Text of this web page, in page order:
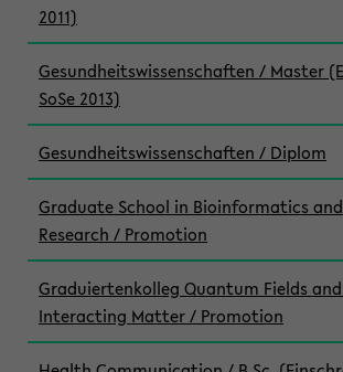
2011)
Gesundheitswissenschaften / Master
SoSe 2013)
Gesundheitswissenschaften / Diplom
Graduate School in Bioinformatics
Research / Promotion
Graduiertenkolleg Quantum Fields
Interacting Matter / Promotion